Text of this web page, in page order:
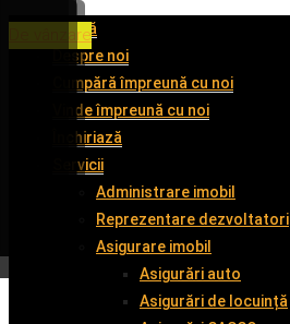
Acasă
Despre noi
Cumpără împreună cu noi
Vinde împreună cu noi
Închiriază
Servicii
Administrare imobil
Reprezentare dezvoltatori
Asigurare imobil
Asigurări auto
Asigurări de locuință
De închiriat
De închiriat
De închiriat
De vânzare